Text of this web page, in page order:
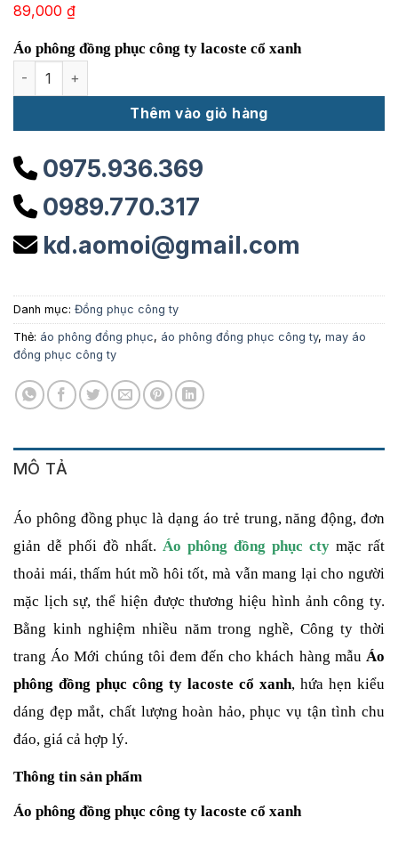
89,000 ₫
Áo phông đồng phục công ty lacoste cổ xanh
Đồng phục công ty DP38 số lượng
Thêm vào giỏ hàng
0975.936.369
0989.770.317
kd.aomoi@gmail.com
Danh mục: Đồng phục công ty
Thẻ: áo phông đồng phục, áo phông đồng phục công ty, may áo
đồng phục công ty
MÔ TẢ
Áo phông đồng phục là dạng áo trẻ trung, năng động, đơn
giản dễ phối đồ nhất. Áo phông đồng phục cty mặc rất
thoải mái, thấm hút mồ hôi tốt, mà vẫn mang lại cho người
mặc lịch sự, thể hiện được thương hiệu hình ảnh công ty.
Bằng kinh nghiệm nhiều năm trong nghề, Công ty thời
trang Áo Mới chúng tôi đem đến cho khách hàng mẫu Áo
phông đồng phục công ty lacoste cổ xanh, hứa hẹn kiểu
dáng đẹp mắt, chất lượng hoàn hảo, phục vụ tận tình chu
đáo, giá cả hợp lý.
Thông tin sản phẩm
Áo phông đồng phục công ty lacoste cổ xanh